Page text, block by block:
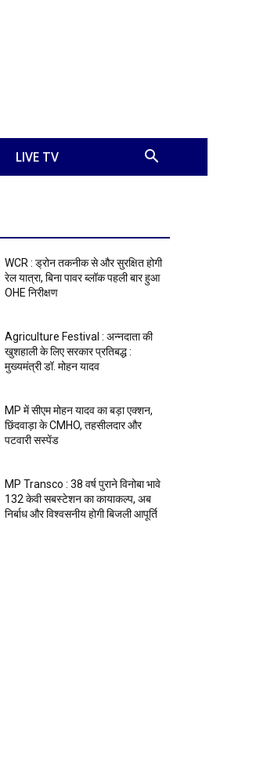
LIVE TV
WCR : ड्रोन तकनीक से और सुरक्षित होगी
रेल यात्रा, बिना पावर ब्लॉक पहली बार हुआ
OHE निरीक्षण
Agriculture Festival : अन्नदाता की
खुशहाली के लिए सरकार प्रतिबद्ध :
मुख्यमंत्री डॉ. मोहन यादव
MP में सीएम मोहन यादव का बड़ा एक्शन,
छिंदवाड़ा के CMHO, तहसीलदार और
पटवारी सस्पेंड
MP Transco : 38 वर्ष पुराने विनोबा भावे
132 केवी सबस्टेशन का कायाकल्प, अब
निर्बाध और विश्वसनीय होगी बिजली आपूर्ति